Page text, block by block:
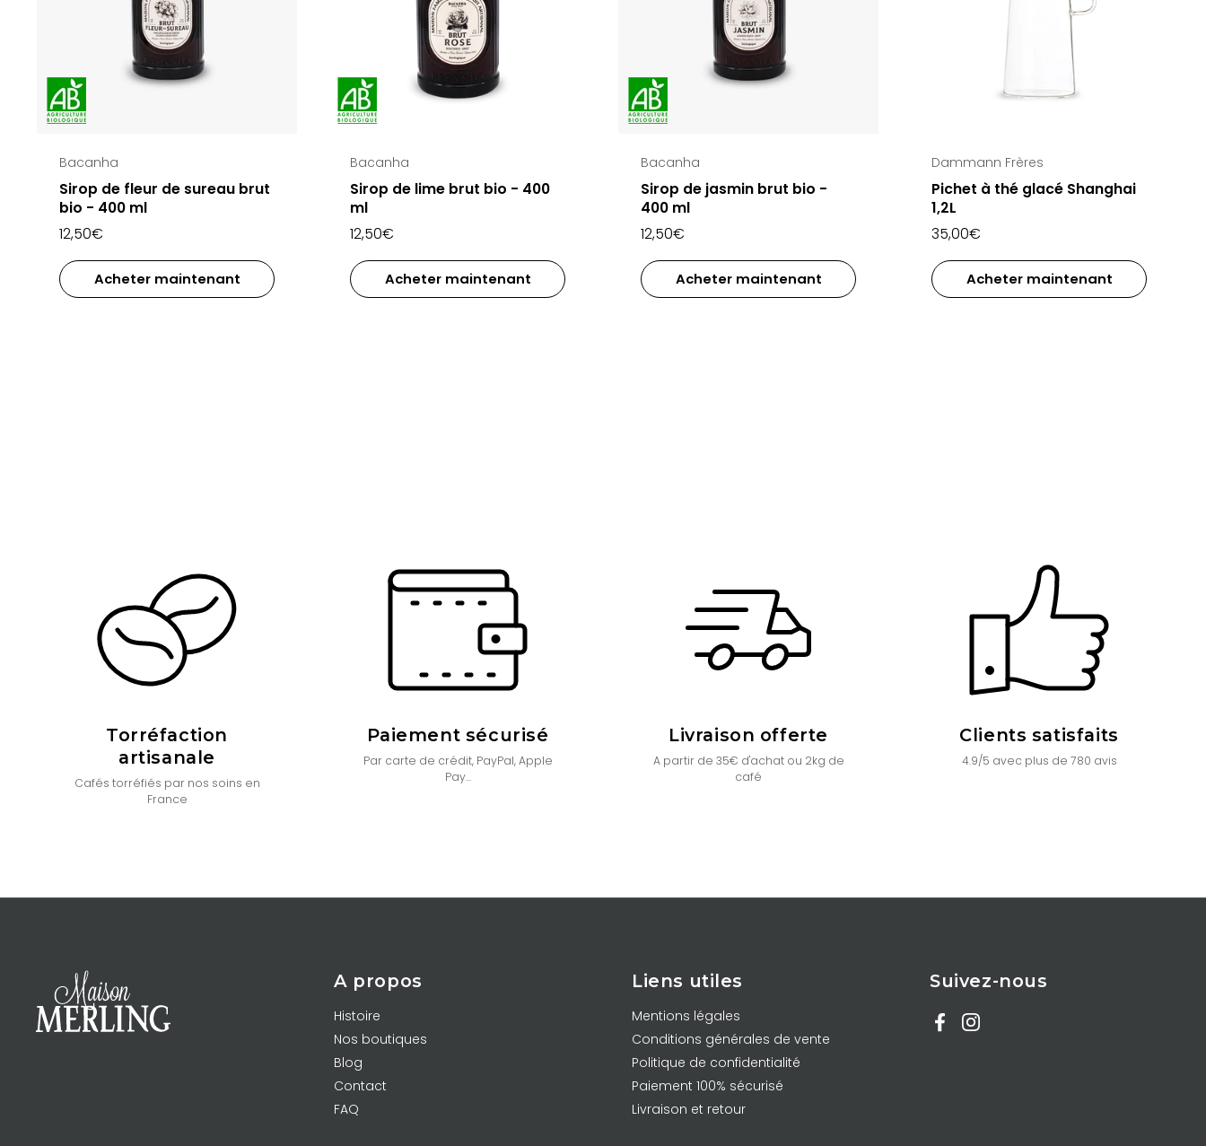
Bacanha
Sirop de fleur de sureau brut
bio - 400 ml
12,50€
Acheter maintenant
Bacanha
Sirop de lime brut bio - 400
ml
12,50€
Acheter maintenant
Bacanha
Sirop de jasmin brut bio -
400 ml
12,50€
Acheter maintenant
Dammann Frères
Pichet à thé glacé Shanghai
1,2L
35,00€
Acheter maintenant
Torréfaction
artisanale
Cafés torréfiés par nos soins en
France
Paiement sécurisé
Par carte de crédit, PayPal, Apple
Pay...
Livraison offerte
A partir de 35€ d'achat ou 2kg de
café
Clients satisfaits
4.9/5 avec plus de 780 avis
A propos
Histoire
Nos boutiques
Blog
Contact
FAQ
Liens utiles
Mentions légales
Conditions générales de vente
Politique de confidentialité
Paiement 100% sécurisé
Livraison et retour
Suivez-nous
FacebookInstagram